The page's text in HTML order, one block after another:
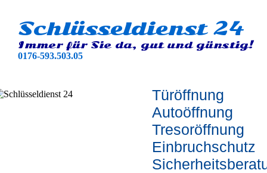
Schlüsseldienst 24
Immer für Sie da, gut und günstig!
0176-593.503.05
Türöffnung
Autoöffnung
Tresoröffnung
Einbruchschutz